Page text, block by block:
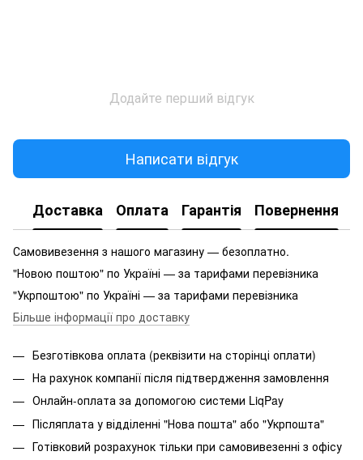
Додайте перший відгук
Написати відгук
Доставка Оплата Гарантія Повернення
Самовивезення з нашого магазину — безоплатно.
"Новою поштою" по Україні — за тарифами перевізника
"Укрпоштою" по Україні — за тарифами перевізника
Більше інформації про доставку
Безготівкова оплата (реквізити на сторінці оплати)
На рахунок компанії після підтвердження замовлення
Онлайн-оплата за допомогою системи LiqPay
Післяплата у відділенні "Нова пошта" або "Укрпошта"
Готівковий розрахунок тільки при самовивезенні з офісу